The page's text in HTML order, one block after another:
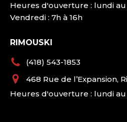
Heures d'ouverture : lundi au
Vendredi : 7h à 16h
RIMOUSKI
(418) 543-1853
468 Rue de l’Expansion,
Heures d'ouverture : lundi au